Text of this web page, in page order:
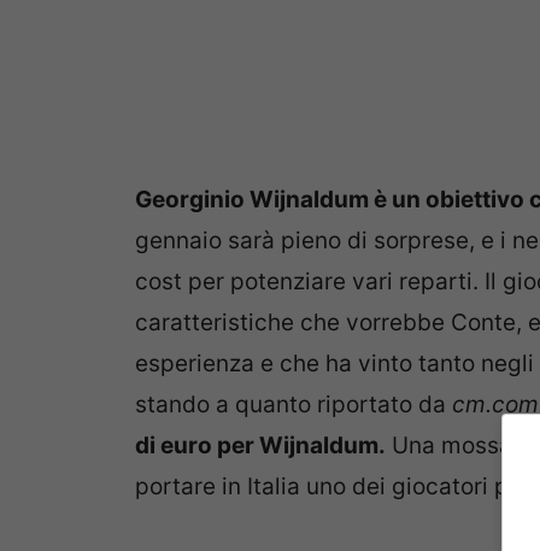
Georginio Wijnaldum è un obiettivo
gennaio sarà pieno di sorprese, e i
cost per potenziare vari reparti. Il
caratteristiche che vorrebbe Conte,
esperienza e che ha vinto tanto
stando a quanto riportato da cm.com
di euro per Wijnaldum. Una mossa
portare in Italia uno dei giocatori più